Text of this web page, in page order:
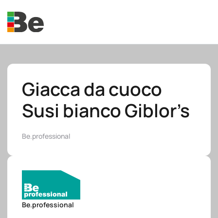
Skip to main content
Giacca da cuoco
Susi bianco Giblor’s
Be.professional
Be.professional